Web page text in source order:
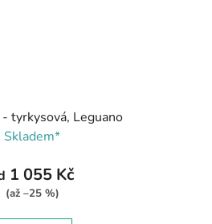
tyrkysová, Leguano
Skladem*
1 055 Kč
(až –25 %)